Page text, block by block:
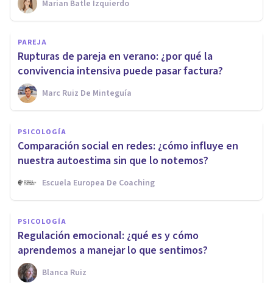
Marian Batle Izquierdo
PAREJA
Rupturas de pareja en verano: ¿por qué la
convivencia intensiva puede pasar factura?
Marc Ruiz De Minteguía
PSICOLOGÍA
Comparación social en redes: ¿cómo influye en
nuestra autoestima sin que lo notemos?
Escuela Europea De Coaching
PSICOLOGÍA
Regulación emocional: ¿qué es y cómo
aprendemos a manejar lo que sentimos?
Blanca Ruiz